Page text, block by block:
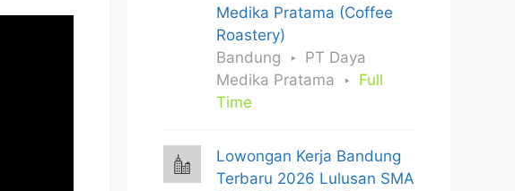
Medika Pratama (Coffee
Roastery)
Bandung
PT Daya
Medika Pratama
Full
Time
Lowongan Kerja Bandung
Terbaru 2026 Lulusan SMA